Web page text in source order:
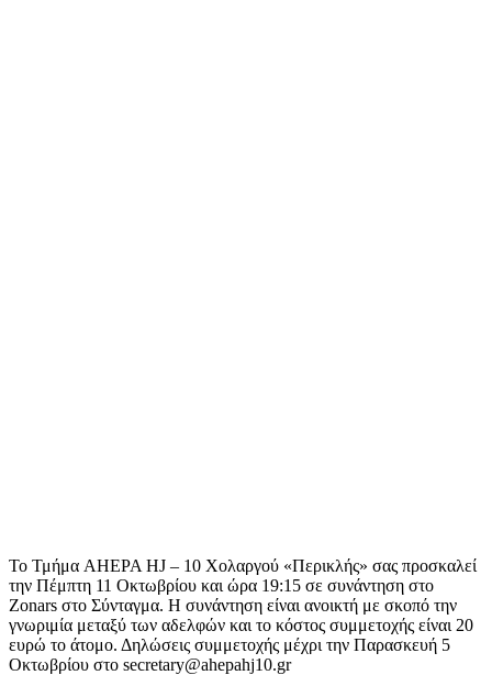
Το Τμήμα AHEPA HJ – 10 Χολαργού «Περικλής» σας προσκαλεί
την Πέμπτη 11 Οκτωβρίου και ώρα 19:15 σε συνάντηση στο
Zonars στο Σύνταγμα. Η συνάντηση είναι ανοικτή με σκοπό την
γνωριμία μεταξύ των αδελφών και το κόστος συμμετοχής είναι 20
ευρώ το άτομο. Δηλώσεις συμμετοχής μέχρι την Παρασκευή 5
Οκτωβρίου στο secretary@ahepahj10.gr